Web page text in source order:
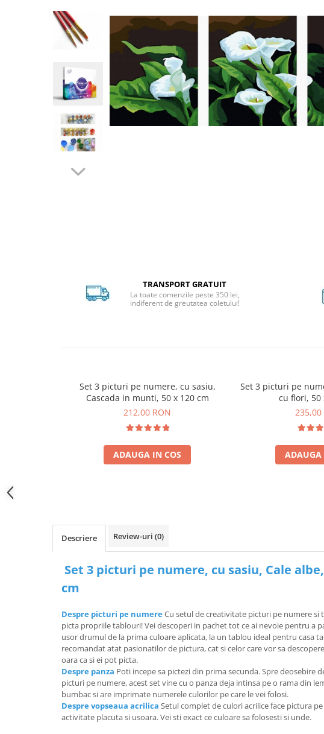
TRANSPORT GRATUIT
La toate comenzile peste 350 lei,
indiferent de greutatea coletului!
Set 3 picturi pe numere, cu sasiu,
Cascada in munti, 50 x 120 cm
212,00 RON
ADAUGA IN COS
Set 3 picturi pe
cu flori, 50
235,00
ADAUGA
Descriere Review-uri (0)
Set 3 picturi pe numere, cu sasiu, Cale
cm
Despre picturi pe numereCu setul de creativitate picturi pe numere si
picta propriile tablouri! Vei descoperi in pachet tot ce ai nevoie pentru a
usor drumul de la prima culoare aplicata, la un tablou ideal pentru casa
recomandat atat pasionatilor de pictura, cat si celor care vor sa
oara ca si ei pot picta.
Despre panza Poti incepe sa pictezi din prima secunda. Spre deosebire
picturi pe numere, acest set vine cu o panza deja intinsa pe o rama din
bumbac si are imprimate numerele culorilor pe care le vei folosi.
Despre vopseaua acrilica Setul complet de culori acrilice face pictura
activitate placuta si usoara. Vei sti exact ce culoare sa folosesti si unde.